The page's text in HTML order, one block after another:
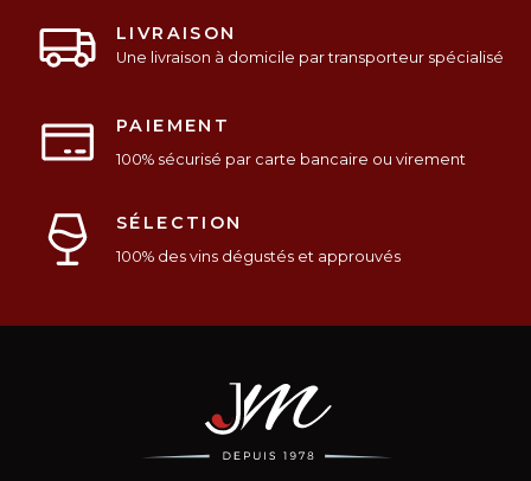
LIVRAISON
Une livraison à domicile par transporteur spécialisé
PAIEMENT
100% sécurisé par carte bancaire ou virement
SÉLECTION
100% des vins dégustés et approuvés